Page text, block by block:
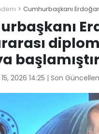
Cumhurbaşkanı
başlamıştır
2026 14:25 | Son